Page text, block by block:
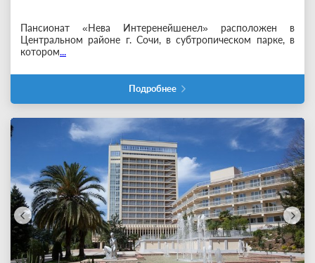
Пансионат «Нева Интеренейшенел» расположен в
Центральном районе г. Сочи, в субтропическом парке, в
котором...
Подробнее